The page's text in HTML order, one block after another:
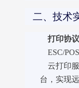
二、技术
打印协
ESC/
云打印
台，实现